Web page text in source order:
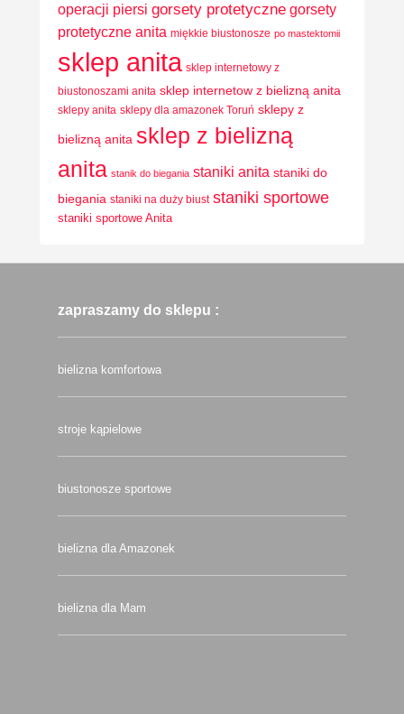
operacji piersi gorsety protetyczne gorsety
protetyczne anita miękkie biustonosze po mastektomii
sklep anita sklep internetowy z
biustonoszami anita sklep internetow z bielizną anita
sklepy anita sklepy dla amazonek Toruń sklepy z
bielizną anita sklep z bielizną
anita stanik do biegania staniki anita staniki do
biegania staniki na duży biust staniki sportowe
staniki sportowe Anita
zapraszamy do sklepu :
bielizna komfortowa
stroje kąpielowe
biustonosze sportowe
bielizna dla Amazonek
bielizna dla Mam